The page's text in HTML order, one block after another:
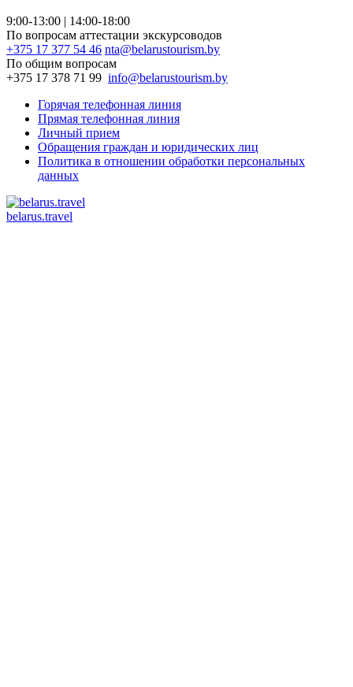
9:00-13:00 | 14:00-18:00
По вопросам аттестации экскурсоводов
+375 17 377 54 46 nta@belarustourism.by
По общим вопросам
+375 17 378 71 99 info@belarustourism.by
Горячая телефонная линия
Прямая телефонная линия
Личный прием
Обращения граждан и юридических лиц
Политика в отношении обработки персональных
данных
belarus.travel